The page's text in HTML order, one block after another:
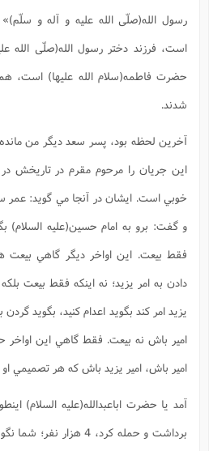
رسول الله(صلّی الله علیه و آله و سلّم)»
است، فرزند دختر رسول الله(صلّی الله
حضرت فاطمه(سلام الله علیها) است،
شدند.
آخرين لحظه بود، پسر سعد ديگر من مانده
اين جريان را مرحوم مقرم در تاريخش
خوبي است. ايشان در آنجا مي گويد: عمر
و گفت: برو به امام حسين(علیه السلام)
فقط بيعت. اين اواخر ديگر گاهي بيعت
دادن به امر يزيد؛ نه اينکه فقط بيعت
يزيد امر کند بگويد اعدام کنيد، بگويد
امير باش نه بيعت. فقط گاهي اين اواخر
امير باش، امير يزيد باش که هر تصميمي
آمد يا حضرت اباعبدالله(علیه السلام)